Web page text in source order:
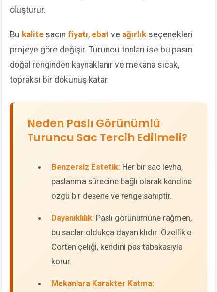
oluşturur.
Bu kalite sacın fiyatı, ebat ve ağırlıkseçenekleri
projeye göre değişir. Turuncu tonları ise bu pasın
doğal renginden kaynaklanır ve mekana sıcak,
topraksı bir dokunuş katar.
Neden Paslı Görünümlü
Turuncu Sac Tercih Edilmeli?
Benzersiz Estetik: Her bir sac levha,
paslanma sürecine bağlı olarak kendine
özgü bir desene ve renge sahiptir.
Dayanıklılık: Paslı görünümüne rağmen,
bu saclar oldukça dayanıklıdır. Özellikle
Corten çeliği, kendini pas tabakasıyla
korur.
Mekanlara Karakter Katma: